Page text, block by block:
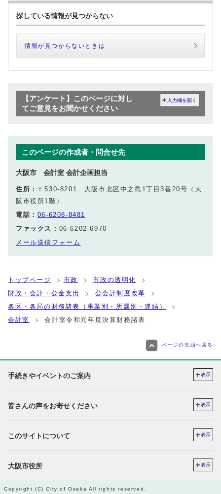
探している情報が見つからない
情報が見つからないときは
【アンケート】このページに対し
てご意見をお聞かせください
入力欄を開く
このページの作成者・問合せ先
大阪市 会計室 会計企画担当
住所： 〒530-8201 大阪市北区中之島1丁目3番20号（大
阪市役所1階）
電話： 06-6208-8481
ファックス： 06-6202-6970
メール送信フォーム
トップページ 市政
市政の透明化
財政・会計・公金支出
公会計制度改革
各区・各局の財務諸表（事業別・所属別・連結）
会計室
会計室令和元年度決算財務諸表
ページの先頭へ戻る
手続きやイベントのご案内 表示
皆さんの声をお寄せください 表示
このサイトについて 表示
大阪市役所 表示
Copyright (C) City of Osaka All rights reserved.